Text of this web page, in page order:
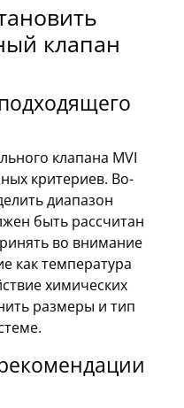
клапан
клапана MVI
критериев. Во-
диапазон
быть рассчитан
во внимание
как температура
химических
размеры и тип